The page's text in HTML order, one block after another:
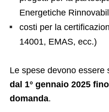
Energetiche
costi per la
14001, EMAS, ecc.)
Le spese devono essere
dal 1° gennaio 2025
domanda.